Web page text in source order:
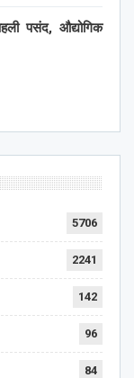
पसंद, औद्योगिक
5706
2241
142
96
84